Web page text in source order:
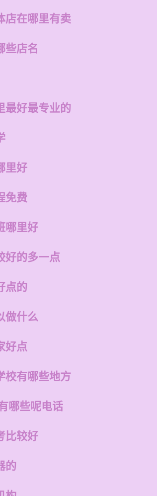
店在哪里有卖
些店名
最好最专业的
里好
免费
哪里好
好的多一点
点的
做什么
好点
校有哪些地方
哪些呢电话
比较好
的